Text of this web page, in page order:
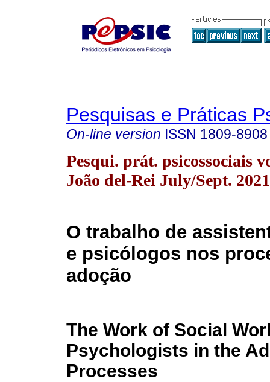
Pesquisas e Práticas
On-line version ISSN 1809-8908
Pesqui. prát. psicossociais
João del-Rei July/Sept. 2021
O trabalho de
e psicólogos nos
adoção
The Work of Social
Psychologists in the
Processes